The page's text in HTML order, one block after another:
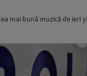
mai bună muzică de ieri